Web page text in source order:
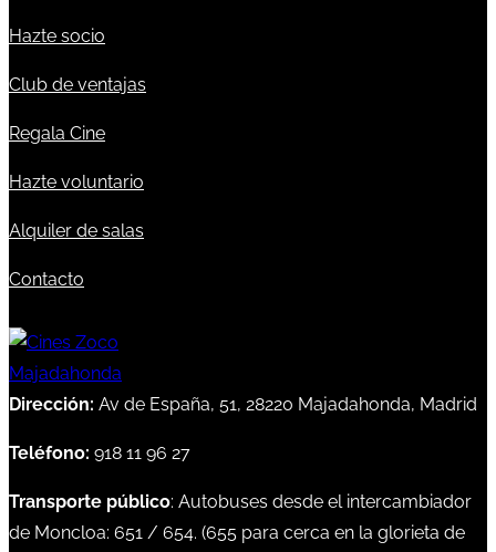
Hazte socio
Club de ventajas
Regala Cine
Hazte voluntario
Alquiler de salas
Contacto
Dirección: Av de España, 51, 28220 Majadahonda, Madrid
Teléfono: 918 11 96 27
Transporte público: Autobuses desde el intercambiador
de Moncloa: 651 / 654. (655 para cerca en la glorieta de